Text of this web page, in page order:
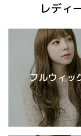
レディ
フルウィッ